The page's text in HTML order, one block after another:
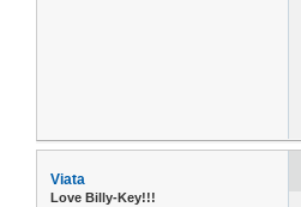
Viata
Love Billy-Key!!!